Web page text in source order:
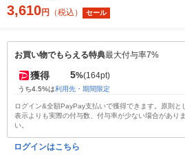
3,610円 （税込） セール
お買い物でもらえる特典最大付与率7%
獲得 5%(164pt)
うち4.5%は利用先・期間限定
ログイン&全額PayPay支払いで獲得できます。原則と
表示よりも実際の付与数、付与率が少ない場合があり
い。
ログインはこちら